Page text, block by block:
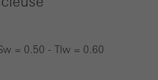
= 0.50 - Tlw = 0.60